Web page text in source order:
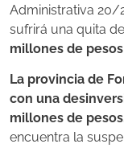
Administrativa 20/
sufrirá una quita
millones de
La provincia de
con una
millones de
encuentra la